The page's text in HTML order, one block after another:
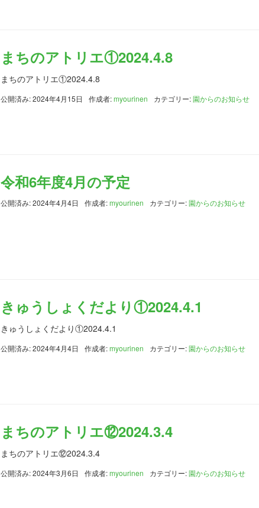
まちのアトリエ①2024.4.8
まちのアトリエ①2024.4.8
公開済み: 2024年4月15日 作成者:myourinen カテゴリー:園からのお知らせ
令和6年度4月の予定
公開済み: 2024年4月4日 作成者:myourinen カテゴリー:園からのお知らせ
きゅうしょくだより①2024.4.1
きゅうしょくだより①2024.4.1
公開済み: 2024年4月4日 作成者:myourinen カテゴリー:園からのお知らせ
まちのアトリエ⑫2024.3.4
まちのアトリエ⑫2024.3.4
公開済み: 2024年3月6日 作成者:myourinen カテゴリー:園からのお知らせ